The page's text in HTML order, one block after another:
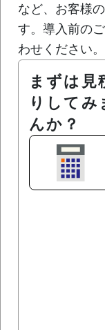
など、お客様
す。導入前の
わせください。
まずは見
りしてみ
んか？